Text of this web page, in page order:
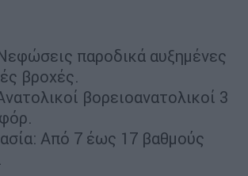
παροδικά αυξημένες
βροχές.
βορειοανατολικοί 3
Από 7 έως 17 βαθμούς